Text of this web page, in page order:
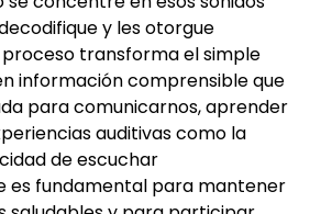
y les otorgue
proceso transforma el simple
información comprensible que
para comunicarnos, aprender
auditivas como la
de escuchar
es fundamental para mantener